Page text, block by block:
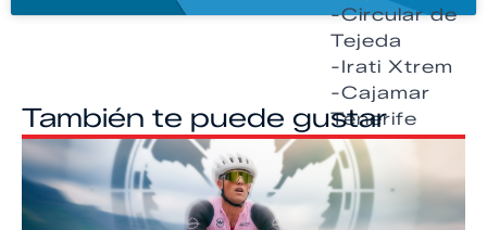
-Circular de
Tejeda
-Irati Xtrem
-Cajamar
Tenerife
Bluetrail
También te puede gustar